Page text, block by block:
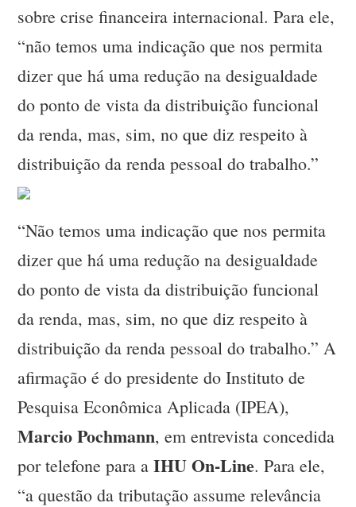
sobre crise financeira internacional. Para ele,
“não temos uma indicação que nos permita
dizer que há uma redução na desigualdade
do ponto de vista da distribuição funcional
da renda, mas, sim, no que diz respeito à
distribuição da renda pessoal do trabalho.”
“Não temos uma indicação que nos permita
dizer que há uma redução na desigualdade
do ponto de vista da distribuição funcional
da renda, mas, sim, no que diz respeito à
distribuição da renda pessoal do trabalho.” A
afirmação é do presidente do Instituto de
Pesquisa Econômica Aplicada (IPEA),
Marcio Pochmann, em entrevista concedida
por telefone para aIHU On-Line. Para ele,
“a questão da tributação assume relevância